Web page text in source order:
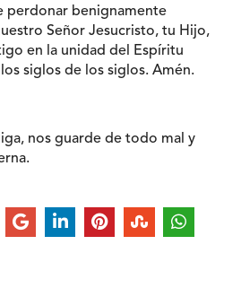
perdonar benignamente
Señor Jesucristo, tu Hijo,
en la unidad del Espíritu
siglos de los siglos. Amén.
nos guarde de todo mal y